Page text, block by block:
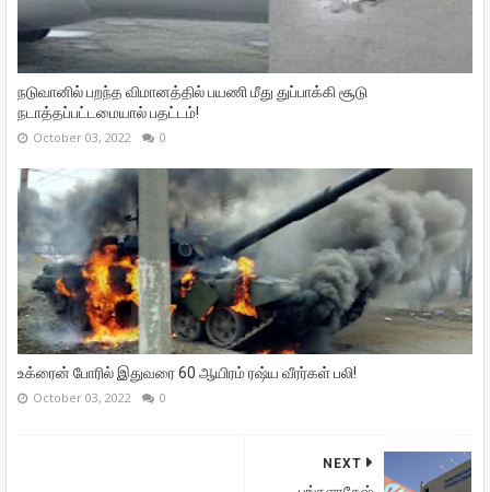
நடுவானில் பறந்த விமானத்தில் பயணி மீது துப்பாக்கி சூடு
நடாத்தப்பட்டமையால் பதட்டம்!
October 03, 2022 0
உக்ரைன் போரில் இதுவரை 60 ஆயிரம் ரஷ்ய வீரர்கள் பலி!
October 03, 2022 0
NEXT